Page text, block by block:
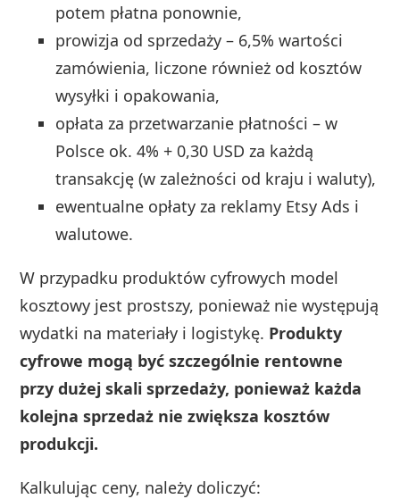
potem płatna ponownie,
prowizja od sprzedaży – 6,5% wartości
zamówienia, liczone również od kosztów
wysyłki i opakowania,
opłata za przetwarzanie płatności – w
Polsce ok. 4% + 0,30 USD za każdą
transakcję (w zależności od kraju i waluty),
ewentualne opłaty za reklamy Etsy Ads i
walutowe.
W przypadku produktów cyfrowych model
kosztowy jest prostszy, ponieważ nie występują
wydatki na materiały i logistykę. Produkty
cyfrowe mogą być szczególnie rentowne
przy dużej skali sprzedaży, ponieważ każda
kolejna sprzedaż nie zwiększa kosztów
produkcji.
Kalkulując ceny, należy doliczyć: